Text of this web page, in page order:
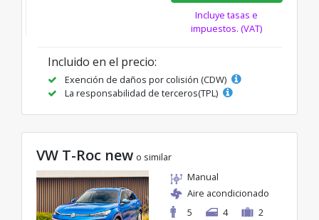
Incluye tasas e
impuestos. (VAT)
Incluido en el precio:
Exención de daños por colisión (CDW)
La responsabilidad de terceros(TPL)
VW T-Roc new o similar
Manual
Aire acondicionado
5
4 2